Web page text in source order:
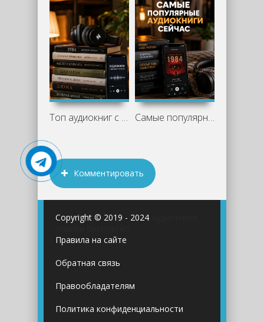
Топ аудиокниг с высоким рейтингом Самые популярные аудиокниги сейчас: что
Комментировать
Copyright © 2019 - 2024
Правила на сайте
Обратная связь
Правообладателям
Политика конфиденциальности